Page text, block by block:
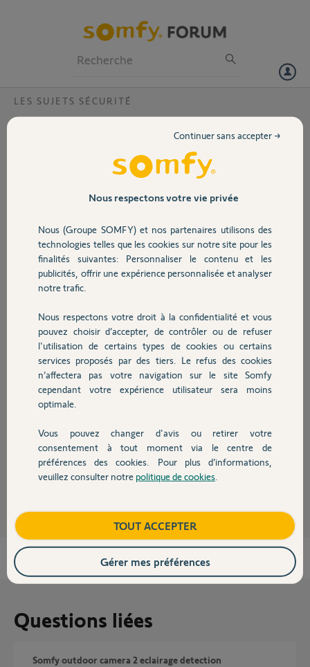
Volet
Sécurité
Domotique
Chauffage
Autres produits
Devis avec un pro
Contact
LES SUJETS SÉCURITÉ
éclairage via détection de la camera
Bonjour, j'ai 3 cameras extérieur dont une avec un éclairage, cette
caméra détecte bien les passages et enregistre bien les séquence
vidéo, mais celle ci ne déclenche pas le luminaire branché dessus, elle
au maximum. A noter que manuellement elle s'active bien. Pouvez
vous m'aider
Participer au fil de discussion
Réponses
Bonjour Manuel
Si ça fonctionne en manuel, il faut supprimer la caméra et la réinstaller.
JACKY M. il y a plus de 2 ans
Questions liées
somfy outdoor camera 2 eclairage detection
Nous respectons votre vie privée
Nous (Groupe SOMFY) et nos partenaires utilisons des
technologies telles que les cookies sur notre site pour les
finalités suivantes: Personnaliser le contenu et les
publicités, offrir une expérience personnalisée et analyser
notre trafic.
Nous respectons votre droit à la confidentialité et vous
pouvez choisir d’accepter, de contrôler ou de refuser
l'utilisation de certains types de cookies ou certains
services proposés par des tiers. Le refus des cookies
n’affectera pas votre navigation sur le site Somfy
cependant votre expérience utilisateur sera moins
optimale.
Vous pouvez changer d'avis ou retirer votre
consentement à tout moment via le centre de
préférences des cookies. Pour plus d’informations,
veuillez consulter notre politique de cookies
Continuer sans accepter →
TOUT ACCEPTER
Gérer mes préférences